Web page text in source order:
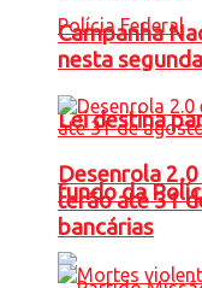
Lei destina
fundo da
Campanha
nesta segunda
Desenrola
terão até 31
bancárias